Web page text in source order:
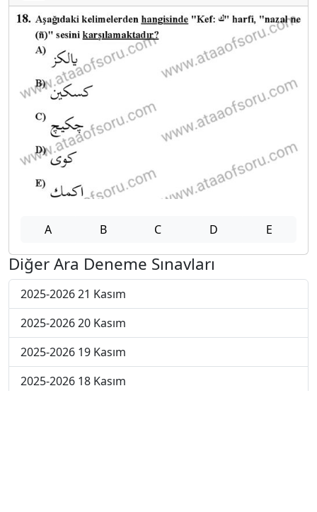
A B C D E
Diğer Ara Deneme Sınavları
2025-2026 21 Kasım
2025-2026 20 Kasım
2025-2026 19 Kasım
2025-2026 18 Kasım